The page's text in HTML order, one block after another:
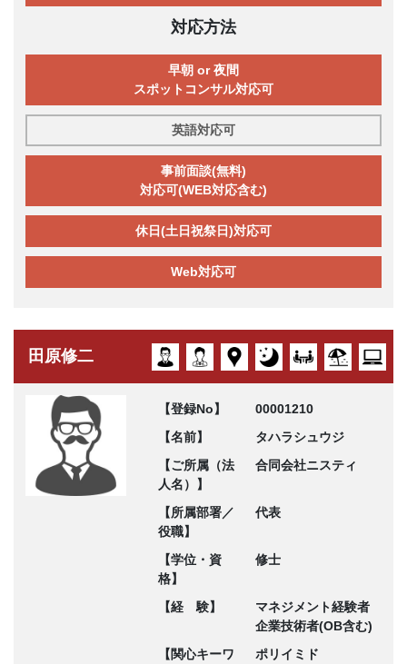
対応方法
早朝 or 夜間
スポットコンサル対応可
英語対応可
事前面談(無料)
対応可(WEB対応含む)
休日(土日祝祭日)対応可
Web対応可
田原修二
【登録No】
00001210
【名前】
タハラシュウジ
【ご所属（法
人名）】
合同会社ニスティ
【所属部署／
役職】
代表
【学位・資
格】
修士
【経 験】
マネジメント経験者
企業技術者(OB含む)
【関心キーワ
ポリイミド